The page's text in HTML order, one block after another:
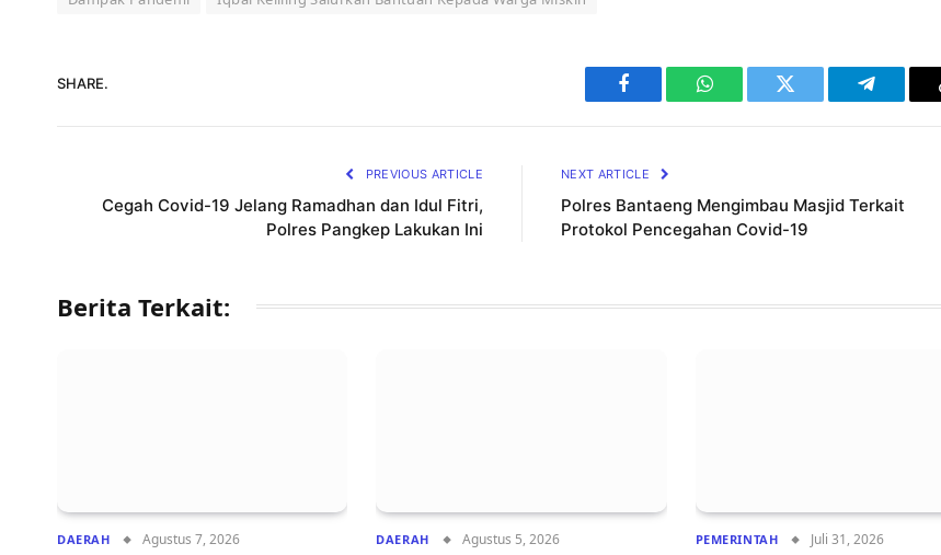
SHARE.
Facebook WhatsAppTwitter Telegram
PREVIOUS ARTICLE
Cegah Covid-19 Jelang Ramadhan dan Idul Fitri,
Polres Pangkep Lakukan Ini
NEXT ARTICLE
Polres Bantaeng Mengimbau Masjid Terkait
Protokol Pencegahan Covid-19
Berita Terkait:
DAERAH Agustus 7, 2026 DAERAH Agustus 5, 2026 PEMERINTAH Juli 31, 2026